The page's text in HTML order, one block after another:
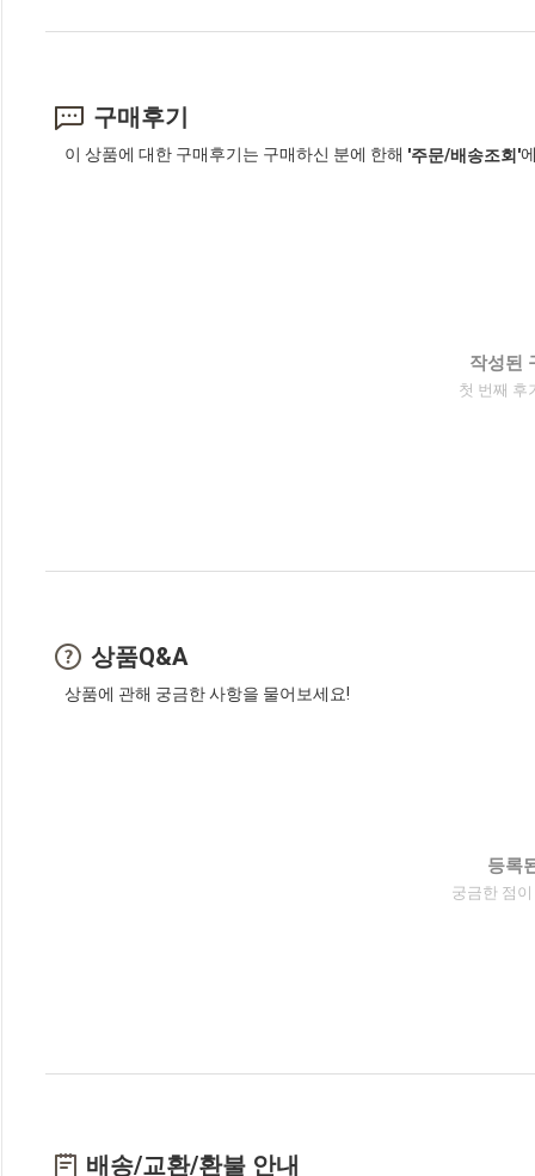
구매후기
이 상품에 대한 구매후기는 구매하신 분에 한해 '주문/배송조회'
작성된
첫 번째 후
상품Q&A
상품에 관해 궁금한 사항을 물어보세요!
등록
궁금한 점
배송/교환/환불 안내